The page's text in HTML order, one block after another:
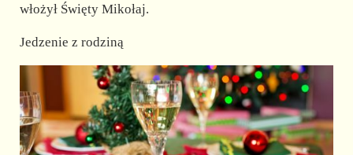
włożył Święty Mikołaj.
Jedzenie z rodziną